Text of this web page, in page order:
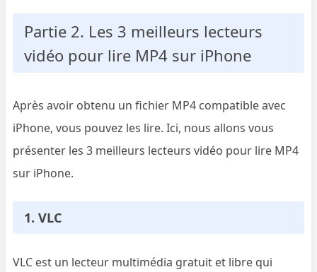
Partie 2. Les 3 meilleurs lecteurs
vidéo pour lire MP4 sur iPhone
Après avoir obtenu un fichier MP4 compatible avec
iPhone, vous pouvez les lire. Ici, nous allons vous
présenter les 3 meilleurs lecteurs vidéo pour lire MP4
sur iPhone.
1. VLC
VLC est un lecteur multimédia gratuit et libre qui